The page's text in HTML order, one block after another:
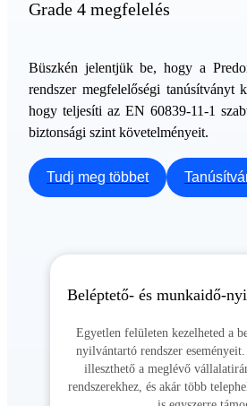
Grade 4 megfelelés
Büszkén jelentjük be, hogy a
rendszer megfelelőségi tanúsítványt
hogy teljesíti az EN 60839-11-1
biztonsági szint követelményeit.
Tudj meg többet
Beléptető- és munkaidő-
Egyetlen felületen kezelheted a
nyilvántartó rendszer
illeszthető a meglévő
rendszerekhez, és akár több